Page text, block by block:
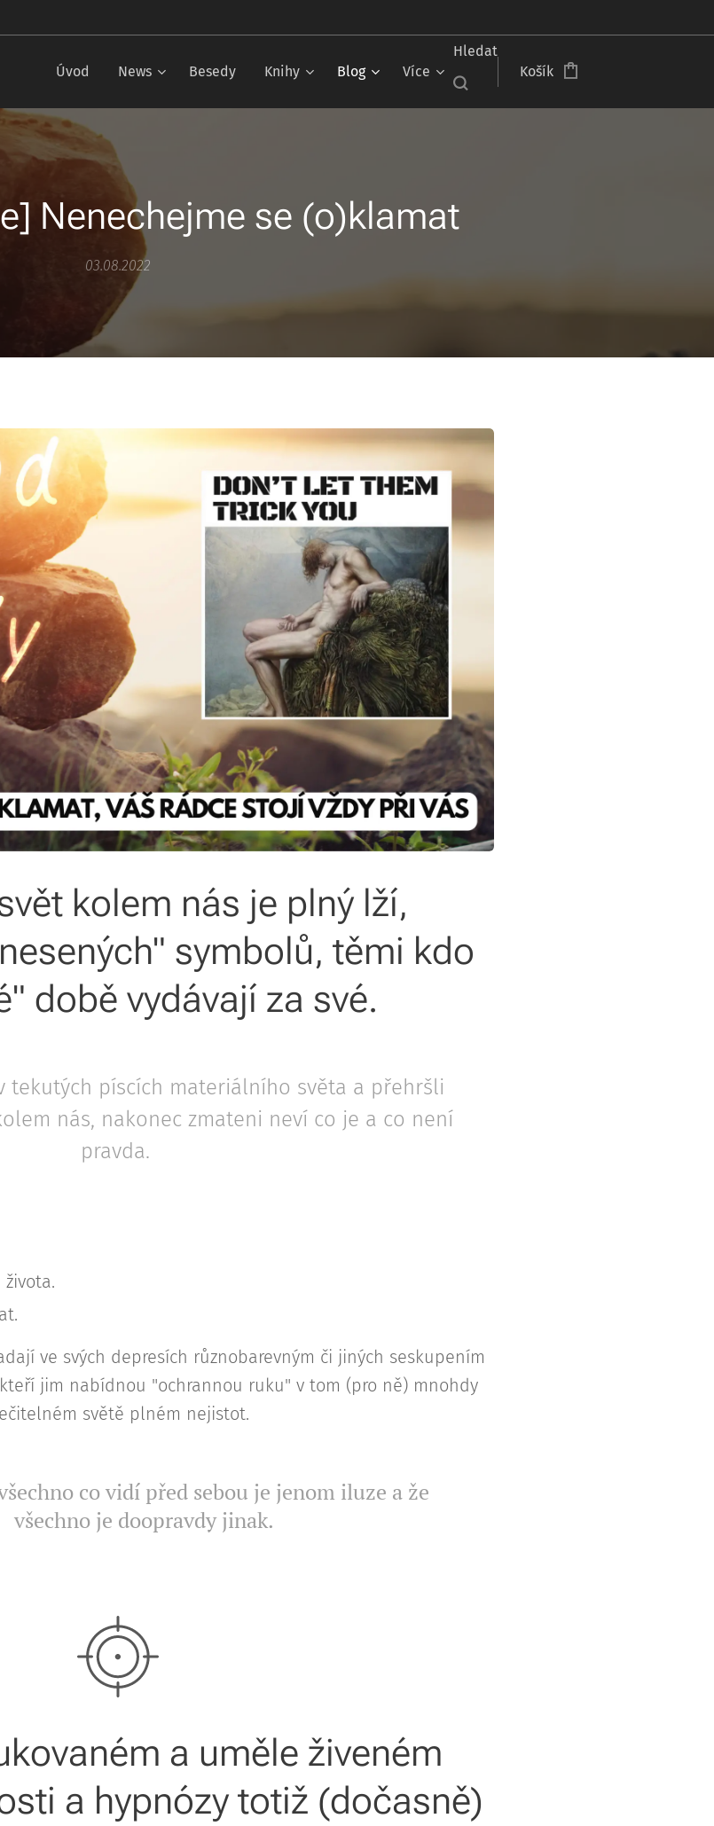
Úvod News Besedy Knihy Blog Více
Hledat
Košík
Nenechejme se (o)klamat
03.08.2022
kolem nás je plný lží,
symbolů, těmi kdo
době vydávají za své.
tekutých píscích materiálního světa a přehršli
nás, nakonec zmateni neví co je a co není
pravda.
ve svých depresích různobarevným či jiných seskupením
jim nabídnou "ochrannou ruku" v tom (pro ně) mnohdy
světě plném nejistot.
co vidí před sebou je jenom iluze a že
všechno je doopravdy jinak.
a uměle živeném
a hypnózy totiž (dočasně)